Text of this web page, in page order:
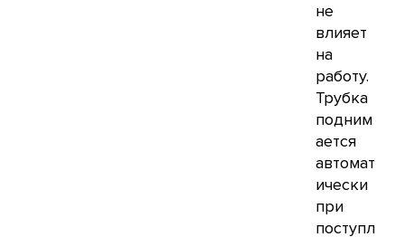
не
влияет
на
работу.
Трубка
подним
ается
автомат
ически
при
поступл